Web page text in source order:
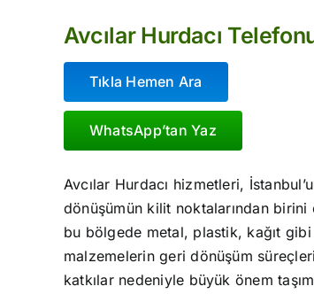
Avcılar Hurdacı
Tıkla Hemen Ara
WhatsApp’tan Yaz
Avcılar Hurdacı hizmetleri,
dönüşümün kilit noktalarından birini
bu bölgede metal, plastik, kağıt
malzemelerin geri dönüşüm
katkılar nedeniyle büyük önem